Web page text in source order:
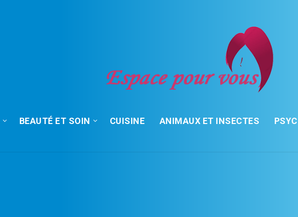
BEAUTÉ ET SOIN CUISINE ANIMAUX ET INSECTES